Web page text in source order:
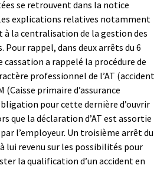
se retrouvent dans la notice
explications relatives notamment
à la centralisation de la gestion des
Pour rappel, dans deux arrêts du 6
cassation a rappelé la procédure de
professionnel de l’AT (accident
(Caisse primaire d’assurance
pour cette dernière d’ouvrir
que la déclaration d’AT est assortie
l’employeur. Un troisième arrêt du
lui revenu sur les possibilités pour
la qualification d’un accident en